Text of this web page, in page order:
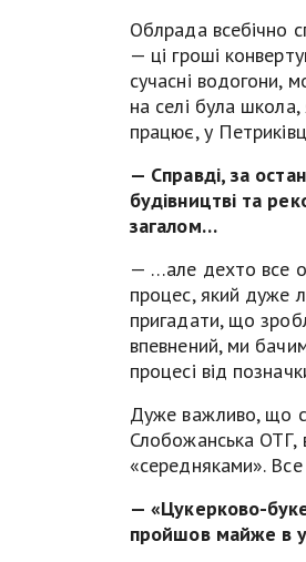
Облрада всебічно
— ці гроші
сучасні водогони,
на селі була
працює, у
— Справді, за
будівництві та
загалом…
— …але дехто все
процес, який дуже
пригадати, що
впевнений, ми
процесі від
Дуже важливо, що
Слобожанська ОТГ,
«середняками». Все
— «Цукерково-
пройшов майже в